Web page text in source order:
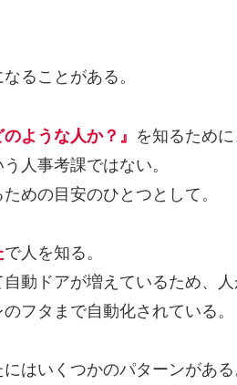
ることがある。
ような人か？』 を知るため
人事考課ではない。
めの目安のひとつとして。
で人を知る。
動ドアが増えているため、
フタまで自動化されている。
にはいくつかのパターンがある